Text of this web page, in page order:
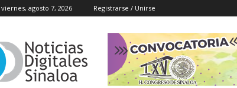
viernes, agosto 7, 2026 Registrarse / Unirse